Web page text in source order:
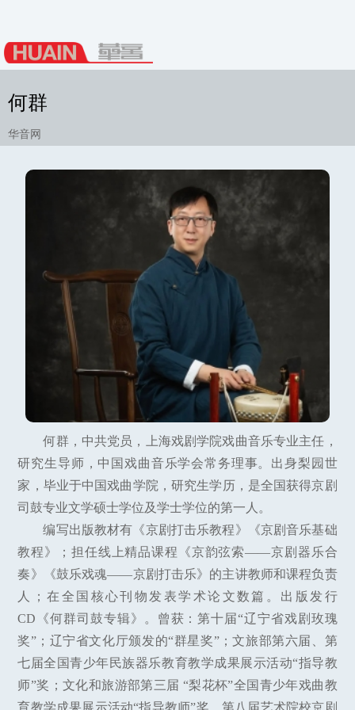
何群
华音网
何群，中共党员，上海戏剧学院戏曲音乐专业主任，
研究生导师，中国戏曲音乐学会常务理事。出身梨园世
家，毕业于中国戏曲学院，研究生学历，是全国获得京剧
司鼓专业文学硕士学位及学士学位的第一人。
编写出版教材有《京剧打击乐教程》《京剧音乐基础
教程》；担任线上精品课程《京韵弦索——京剧器乐合
奏》《鼓乐戏魂——京剧打击乐》的主讲教师和课程负责
人；在全国核心刊物发表学术论文数篇。出版发行
CD《何群司鼓专辑》。曾获：第十届“辽宁省戏剧玫瑰
奖”；辽宁省文化厅颁发的“群星奖”；文旅部第六届、第
七届全国青少年民族器乐教育教学成果展示活动“指导教
师”奖；文化和旅游部第三届 “梨花杯”全国青少年戏曲教